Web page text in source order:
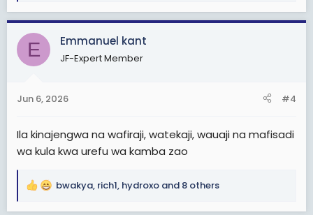
a
c
i
s
E Emmanuel kant
JF-Expert Member
Jun 6, 2026 #4
Ila kinajengwa na wafiraji, watekaji, wauaji na mafisadi
wa kula kwa urefu wa kamba zao
R
bwakya, rich1, hydroxo and 8 others